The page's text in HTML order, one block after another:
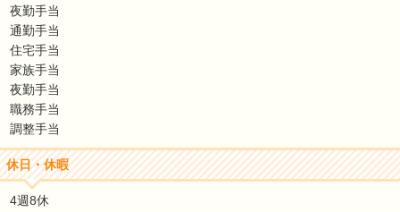
夜勤手当
通勤手当
住宅手当
家族手当
夜勤手当
職務手当
調整手当
休日・休暇
4週8休